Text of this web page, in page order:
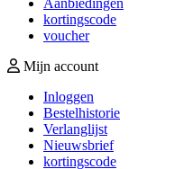
kortingscode
voucher
Mijn account
Inloggen
Bestelhistorie
Verlanglijst
Nieuwsbrief
kortingscode